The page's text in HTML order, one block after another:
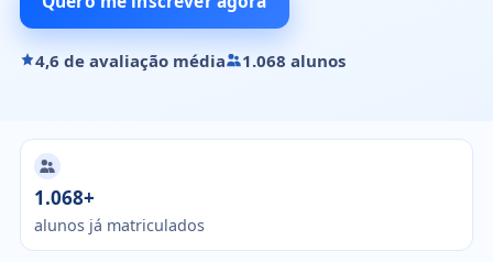
4,6 de avaliação média 1.068 alunos
1.068+
alunos já matriculados